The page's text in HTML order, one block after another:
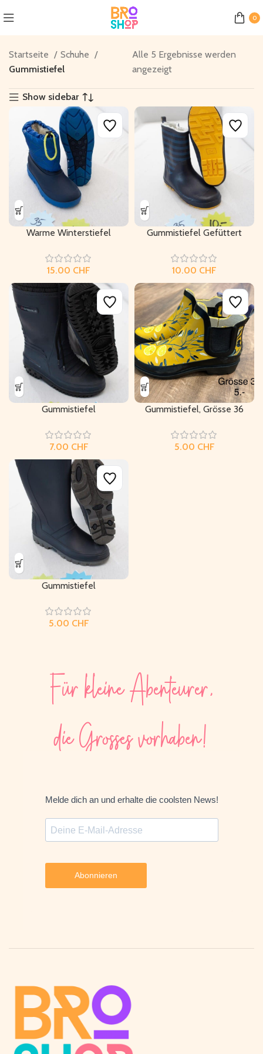
0
Startseite
Schuhe
Gummistiefel
Alle 5 Ergebnisse werden
angezeigt
Show sidebar
Warme Winterstiefel
CHF
Gummistiefel Gefüttert
CHF
Gummistiefel
CHF
Gummistiefel, Grösse 36
CHF
Gummistiefel
CHF
Für kleine Abenteurer,
die Grosses vorhaben!
Melde dich an und erhalte die coolsten News!
Abonnieren